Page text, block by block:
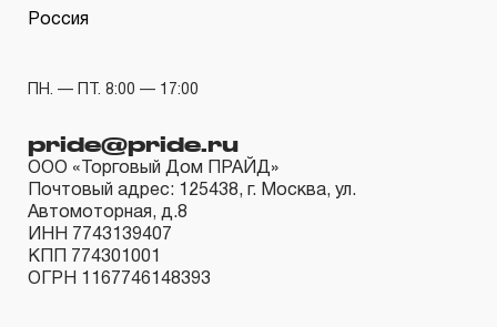
правил эксплуатации, обслуживания, транспортировки
монтажного инструмента.
2. Понятие «ОГРАНИЧЕННАЯ ГАРАНТИЯ»
2.1 На инструмент, имеющий в своей конструкции
Россия
ПН. — ПТ. 8:00 — 17:00
pride@pride.ru
ООО «Торговый Дом ПРАЙД»
Почтовый адрес: 125438, г. Москва, ул.
Автомоторная, д.8
ИНН 7743139407
КПП 774301001
ОГРН 1167746148393